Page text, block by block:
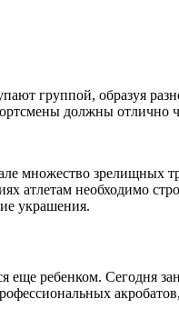
группой, образуя
должны
множество
атлетам необходимо
украшения.
еще ребенком. Сегодня